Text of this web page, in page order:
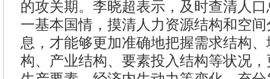
的攻关期。李晓超表示，及时查清人
一基本国情，摸清人力资源结构和空
息，才能够更加准确地把握需求结构
构、产业结构、要素投入结构等状况